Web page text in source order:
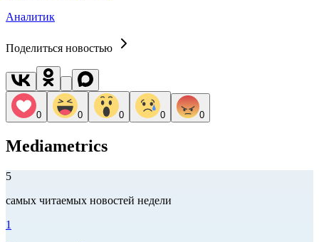
Аналитик
Поделиться новостью
0 0 0 0 0
Mediametrics
5
самых читаемых новостей недели
1